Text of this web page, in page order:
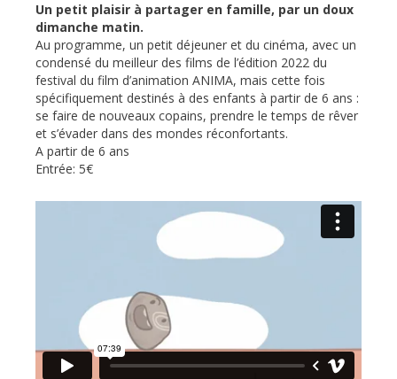
Un petit plaisir à partager en famille, par un doux
dimanche matin.
Au programme, un petit déjeuner et du cinéma, avec un
condensé du meilleur des films de l’édition 2022 du
festival du film d’animation ANIMA, mais cette fois
spécifiquement destinés à des enfants à partir de 6 ans :
se faire de nouveaux copains, prendre le temps de rêver
et s’évader dans des mondes réconfortants.
A partir de 6 ans
Entrée: 5€